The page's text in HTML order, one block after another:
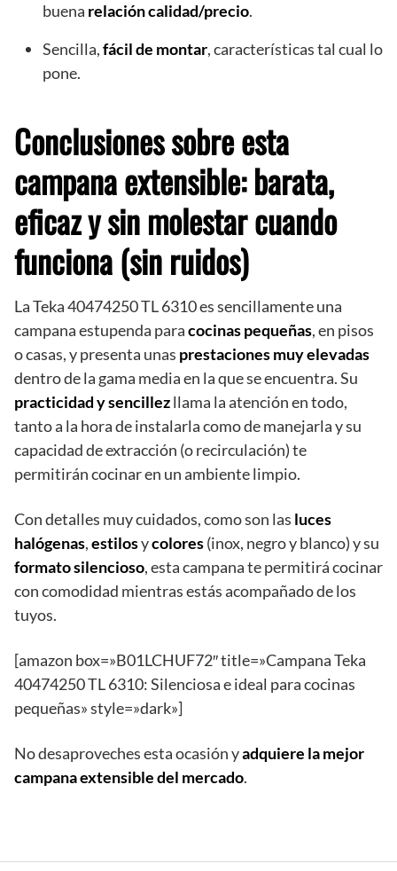
buena relación calidad/precio.
Sencilla,fácil de montar, características tal cual lo
pone.
Conclusiones sobre esta
campana extensible: barata,
eficaz y sin molestar cuando
funciona (sin ruidos)
La Teka 40474250 TL 6310 es sencillamente una
campana estupenda paracocinas pequeñas, en pisos
o casas, y presenta unas prestaciones muy elevadas
dentro de la gama media en la que se encuentra. Su
practicidad ysencillezllama la atención en todo,
tanto a la hora de instalarla como de manejarla y su
capacidad de extracción (o recirculación) te
permitirán cocinar en un ambiente limpio.
Con detalles muy cuidados, como son las luces
halógenas,estilosycolores(inox, negro y blanco) y su
formatosilencioso, esta campana te permitirá cocinar
con comodidad mientras estás acompañado de los
tuyos.
[amazon box=»B01LCHUF72″ title=»Campana Teka
40474250 TL 6310: Silenciosa e ideal para cocinas
pequeñas» style=»dark»]
No desaproveches esta ocasión yadquiere la mejor
campana extensible del mercado.